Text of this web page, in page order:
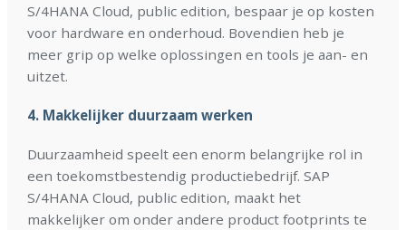
S/4HANA Cloud, public edition, bespaar je op kosten
voor hardware en onderhoud. Bovendien heb je
meer grip op welke oplossingen en tools je aan- en
uitzet.
4. Makkelijker duurzaam werken
Duurzaamheid speelt een enorm belangrijke rol in
een toekomstbestendig productiebedrijf. SAP
S/4HANA Cloud, public edition, maakt het
makkelijker om onder andere product footprints te